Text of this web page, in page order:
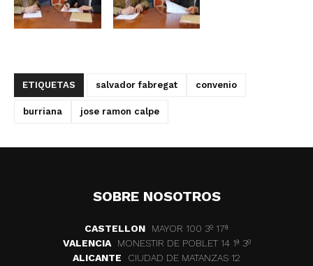
ETIQUETAS salvador fabregat convenio
burriana jose ramon calpe
SOBRE NOSOTROS
CASTELLON
MAYOR 100 3º 17ª
VALENCIA
MONESTIR DE POBLET 14 1ª 3º
ALICANTE
CIUDAD DE MATANZAS 12